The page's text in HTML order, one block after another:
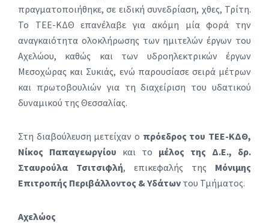
πραγματοποιήθηκε, σε ειδική συνεδρίαση, χθες, Τρίτη.
Το ΤΕΕ-ΚΔΘ επανέλαβε για ακόμη μία φορά την
αναγκαιότητα ολοκλήρωσης των ημιτελών έργων του
Αχελώου, καθώς και των υδροηλεκτρικών έργων
Μεσοχώρας και Συκιάς, ενώ παρουσίασε σειρά μέτρων
και πρωτοβουλιών για τη διαχείριση του υδατικού
δυναμικού της Θεσσαλίας.
Στη διαβούλευση μετείχαν ο πρόεδρος του ΤΕΕ-ΚΔΘ,
Νίκος Παπαγεωργίου και το μέλος της Δ.Ε., δρ.
Σταυρούλα Τσιτσιφλή, επικεφαλής της Μόνιμης
Επιτροπής Περιβάλλοντος & Υδάτων του Τμήματος.
Αχελώος